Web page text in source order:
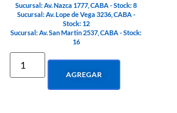
Sucursal: Av. Nazca 1777, CABA - Stock: 8
Sucursal: Av. Lope de Vega 3236, CABA -
Stock: 12
Sucursal: Av. San Martin 2537, CABA - Stock:
16
AGREGAR